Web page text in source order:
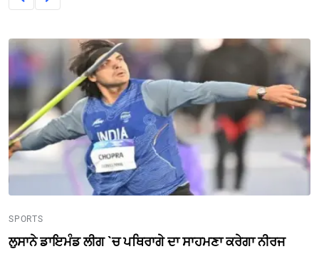
SPORTS
ਲੁਸਾਨੇ ਡਾਇਮੰਡ ਲੀਗ `ਚ ਪਥਿਰਾਗੇ ਦਾ ਸਾਹਮਣਾ ਕਰੇਗਾ ਨੀਰਜ